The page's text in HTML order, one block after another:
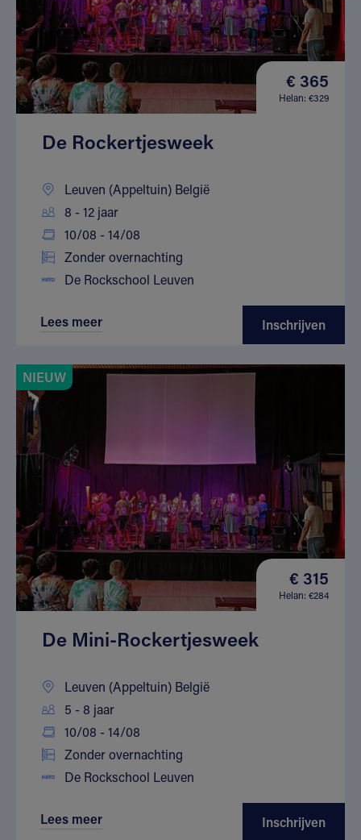
€ 365
Helan: €329
De Rockertjesweek
Leuven (Appeltuin) België
8 - 12 jaar
10/08 - 14/08
Zonder overnachting
De Rockschool Leuven
Lees meer Inschrijven
NIEUW
€ 315
Helan: €284
De Mini-Rockertjesweek
Leuven (Appeltuin) België
5 - 8 jaar
10/08 - 14/08
Zonder overnachting
De Rockschool Leuven
Lees meer Inschrijven